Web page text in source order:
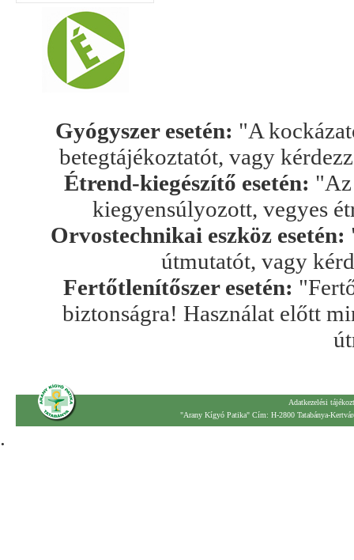
Gyógyszer esetén: "A
betegtájékoztatót, vagy
Étrend-kiegészítő esetén: "Az
kiegyensúlyozott, vegyes
Orvostechnikai eszköz esetén:
útmutatót, vagy
Fertőtlenítőszer esetén:
biztonságra! Használat előtt
Adatkezelési
"Arany Kígyó Patika" Cím: H-2800 Tatabánya-
.